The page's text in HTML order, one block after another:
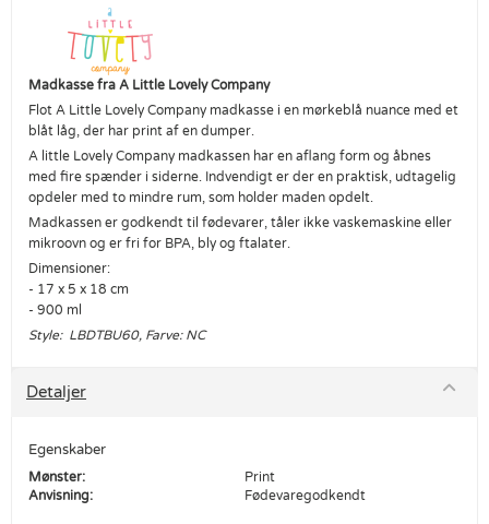
Madkasse fra A Little Lovely Company
Flot A Little Lovely Company madkasse i en mørkeblå nuance med et
blåt låg, der har print af en dumper.
A little Lovely Company madkassen har en aflang form og åbnes
med fire spænder i siderne. Indvendigt er der en praktisk, udtagelig
opdeler med to mindre rum, som holder maden opdelt.
Madkassen er godkendt til fødevarer, tåler ikke vaskemaskine eller
mikroovn og er fri for BPA, bly og ftalater.
Dimensioner:
- 17 x 5 x 18 cm
- 900 ml
Style: LBDTBU60, Farve: NC
Detaljer
Egenskaber
Mønster:
Print
Anvisning:
Fødevaregodkendt